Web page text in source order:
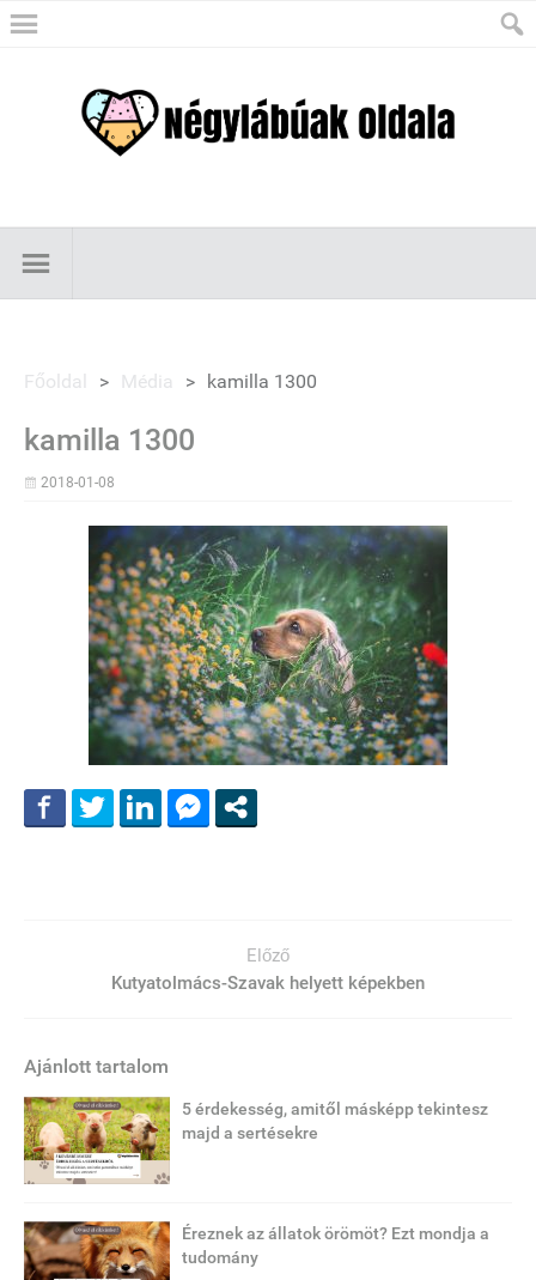
Főoldal > Média > kamilla 1300
kamilla 1300
2018-01-08
Előző
Kutyatolmács-Szavak helyett képekben
Ajánlott tartalom
5 érdekesség, amitől másképp tekintesz
majd a sertésekre
Éreznek az állatok örömöt? Ezt mondja a
tudomány